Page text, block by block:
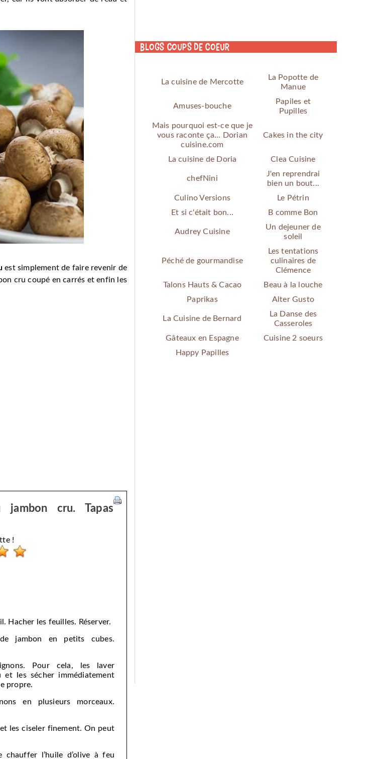
est simplement de faire revenir de
cru coupé en carrés et enfin les
jambon cru. Tapas
!
Hacher les feuilles. Réserver.
jambon en petits cubes.
Pour cela, les laver
et les sécher immédiatement
propre.
en plusieurs morceaux.
et les ciseler finement. On peut
chauffer l’huile d’olive à feu
Blogs coups de coeur
La cuisine de Mercotte
La Popotte de
Manue
Amuses-bouche
Papiles et
Pupilles
Mais pourquoi est-ce que je
vous raconte ça... Dorian
cuisine.com
Cakes in the city
La cuisine de Doria Clea Cuisine
chefNini
J'en reprendrai
bien un bout...
Culino Versions
Le Pétrin
Et si c'était bon...
B comme Bon
Audrey Cuisine
Un dejeuner de
soleil
Péché de gourmandise
Les tentations
culinaires de
Clémence
Talons Hauts & Cacao
Beau à la louche
Paprikas
Alter Gusto
La Cuisine de Bernard
La Danse des
Casseroles
Gâteaux en Espagne
Cuisine 2 soeurs
Happy Papilles